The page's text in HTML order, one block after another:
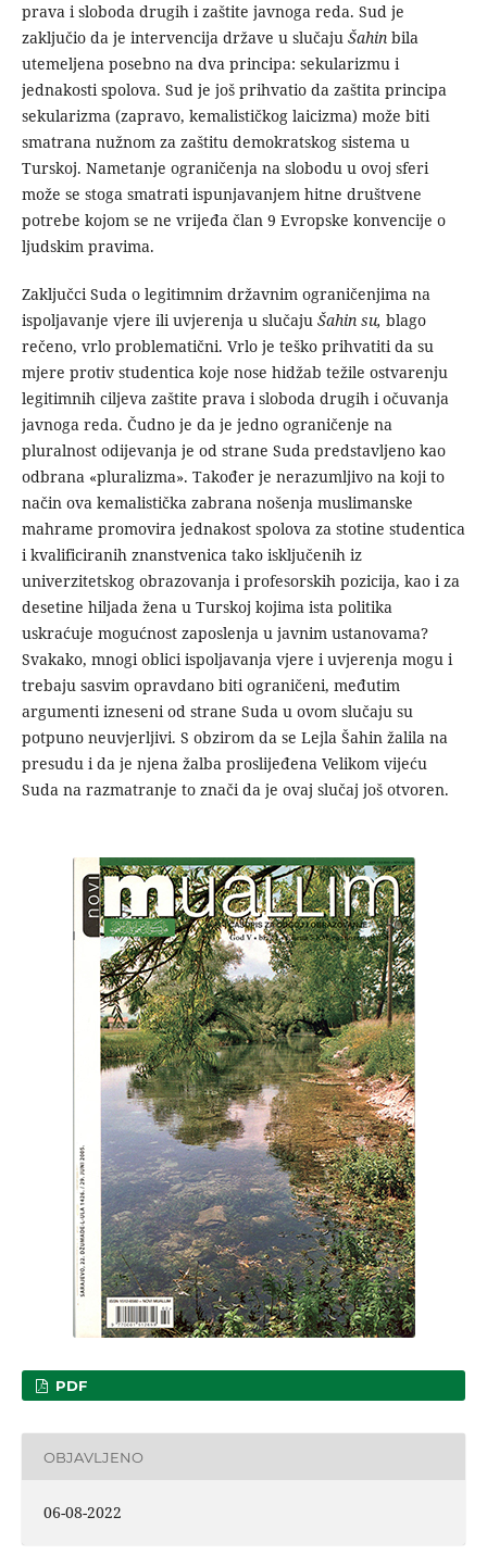
prava i sloboda drugih i zaštite javnoga reda. Sud je
zaključio da je intervencija države u slučaju Šahinbila
utemeljena posebno na dva principa: sekularizmu i
jednakosti spolova. Sud je još prihvatio da zaštita principa
sekularizma (zapravo, kemalističkog laicizma) može biti
smatrana nužnom za zaštitu demokratskog sistema u
Turskoj. Nametanje ograničenja na slobodu u ovoj sferi
može se stoga smatrati ispunjavanjem hitne društvene
potrebe kojom se ne vrijeđa član 9 Evropske konvencije o
ljudskim pravima.
Zaključci Suda o legitimnim državnim ograničenjima na
ispoljavanje vjere ili uvjerenja u slučaju Šahin su, blago
rečeno, vrlo problematični. Vrlo je teško prihvatiti da su
mjere protiv studentica koje nose hidžab težile ostvarenju
legitimnih ciljeva zaštite prava i sloboda drugih i očuvanja
javnoga reda. Čudno je da je jedno ograničenje na
pluralnost odijevanja je od strane Suda predstavljeno kao
odbrana «pluralizma». Također je nerazumljivo na koji to
način ova kemalistička zabrana nošenja muslimanske
mahrame promovira jednakost spolova za stotine studentica
i kvalificiranih znanstvenica tako isključenih iz
univerzitetskog obrazovanja i profesorskih pozicija, kao i za
desetine hiljada žena u Turskoj kojima ista politika
uskraćuje mogućnost zaposlenja u javnim ustanovama?
Svakako, mnogi oblici ispoljavanja vjere i uvjerenja mogu i
trebaju sasvim opravdano biti ograničeni, međutim
argumenti izneseni od strane Suda u ovom slučaju su
potpuno neuvjerljivi. S obzirom da se Lejla Šahin žalila na
presudu i da je njena žalba proslijeđena Velikom vijeću
Suda na razmatranje to znači da je ovaj slučaj još otvoren.
PDF
OBJAVLJENO
06-08-2022